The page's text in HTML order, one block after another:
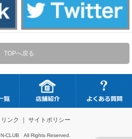
TOPへ戻る
リンク サイトポリシー
CLUB All Rights Reserved.